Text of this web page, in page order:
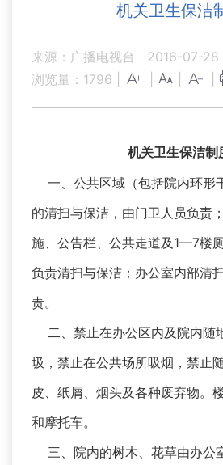
机关卫生保洁
来源：广播电视台
2016-07-28
浏览量： 1796
机关卫生保洁制
一、公共区域（包括院内环形
的清扫与保洁，由门卫人员负责
施、公告栏、公共走道及1—7楼
负责清扫与保洁；办公室内部清
责。
二、禁止在办公区内及院内随
圾，禁止在公共场所吸烟，禁止
皮、纸屑、烟头及各种废弃物。
和摩托车。
三、院内的树木、花草由办公